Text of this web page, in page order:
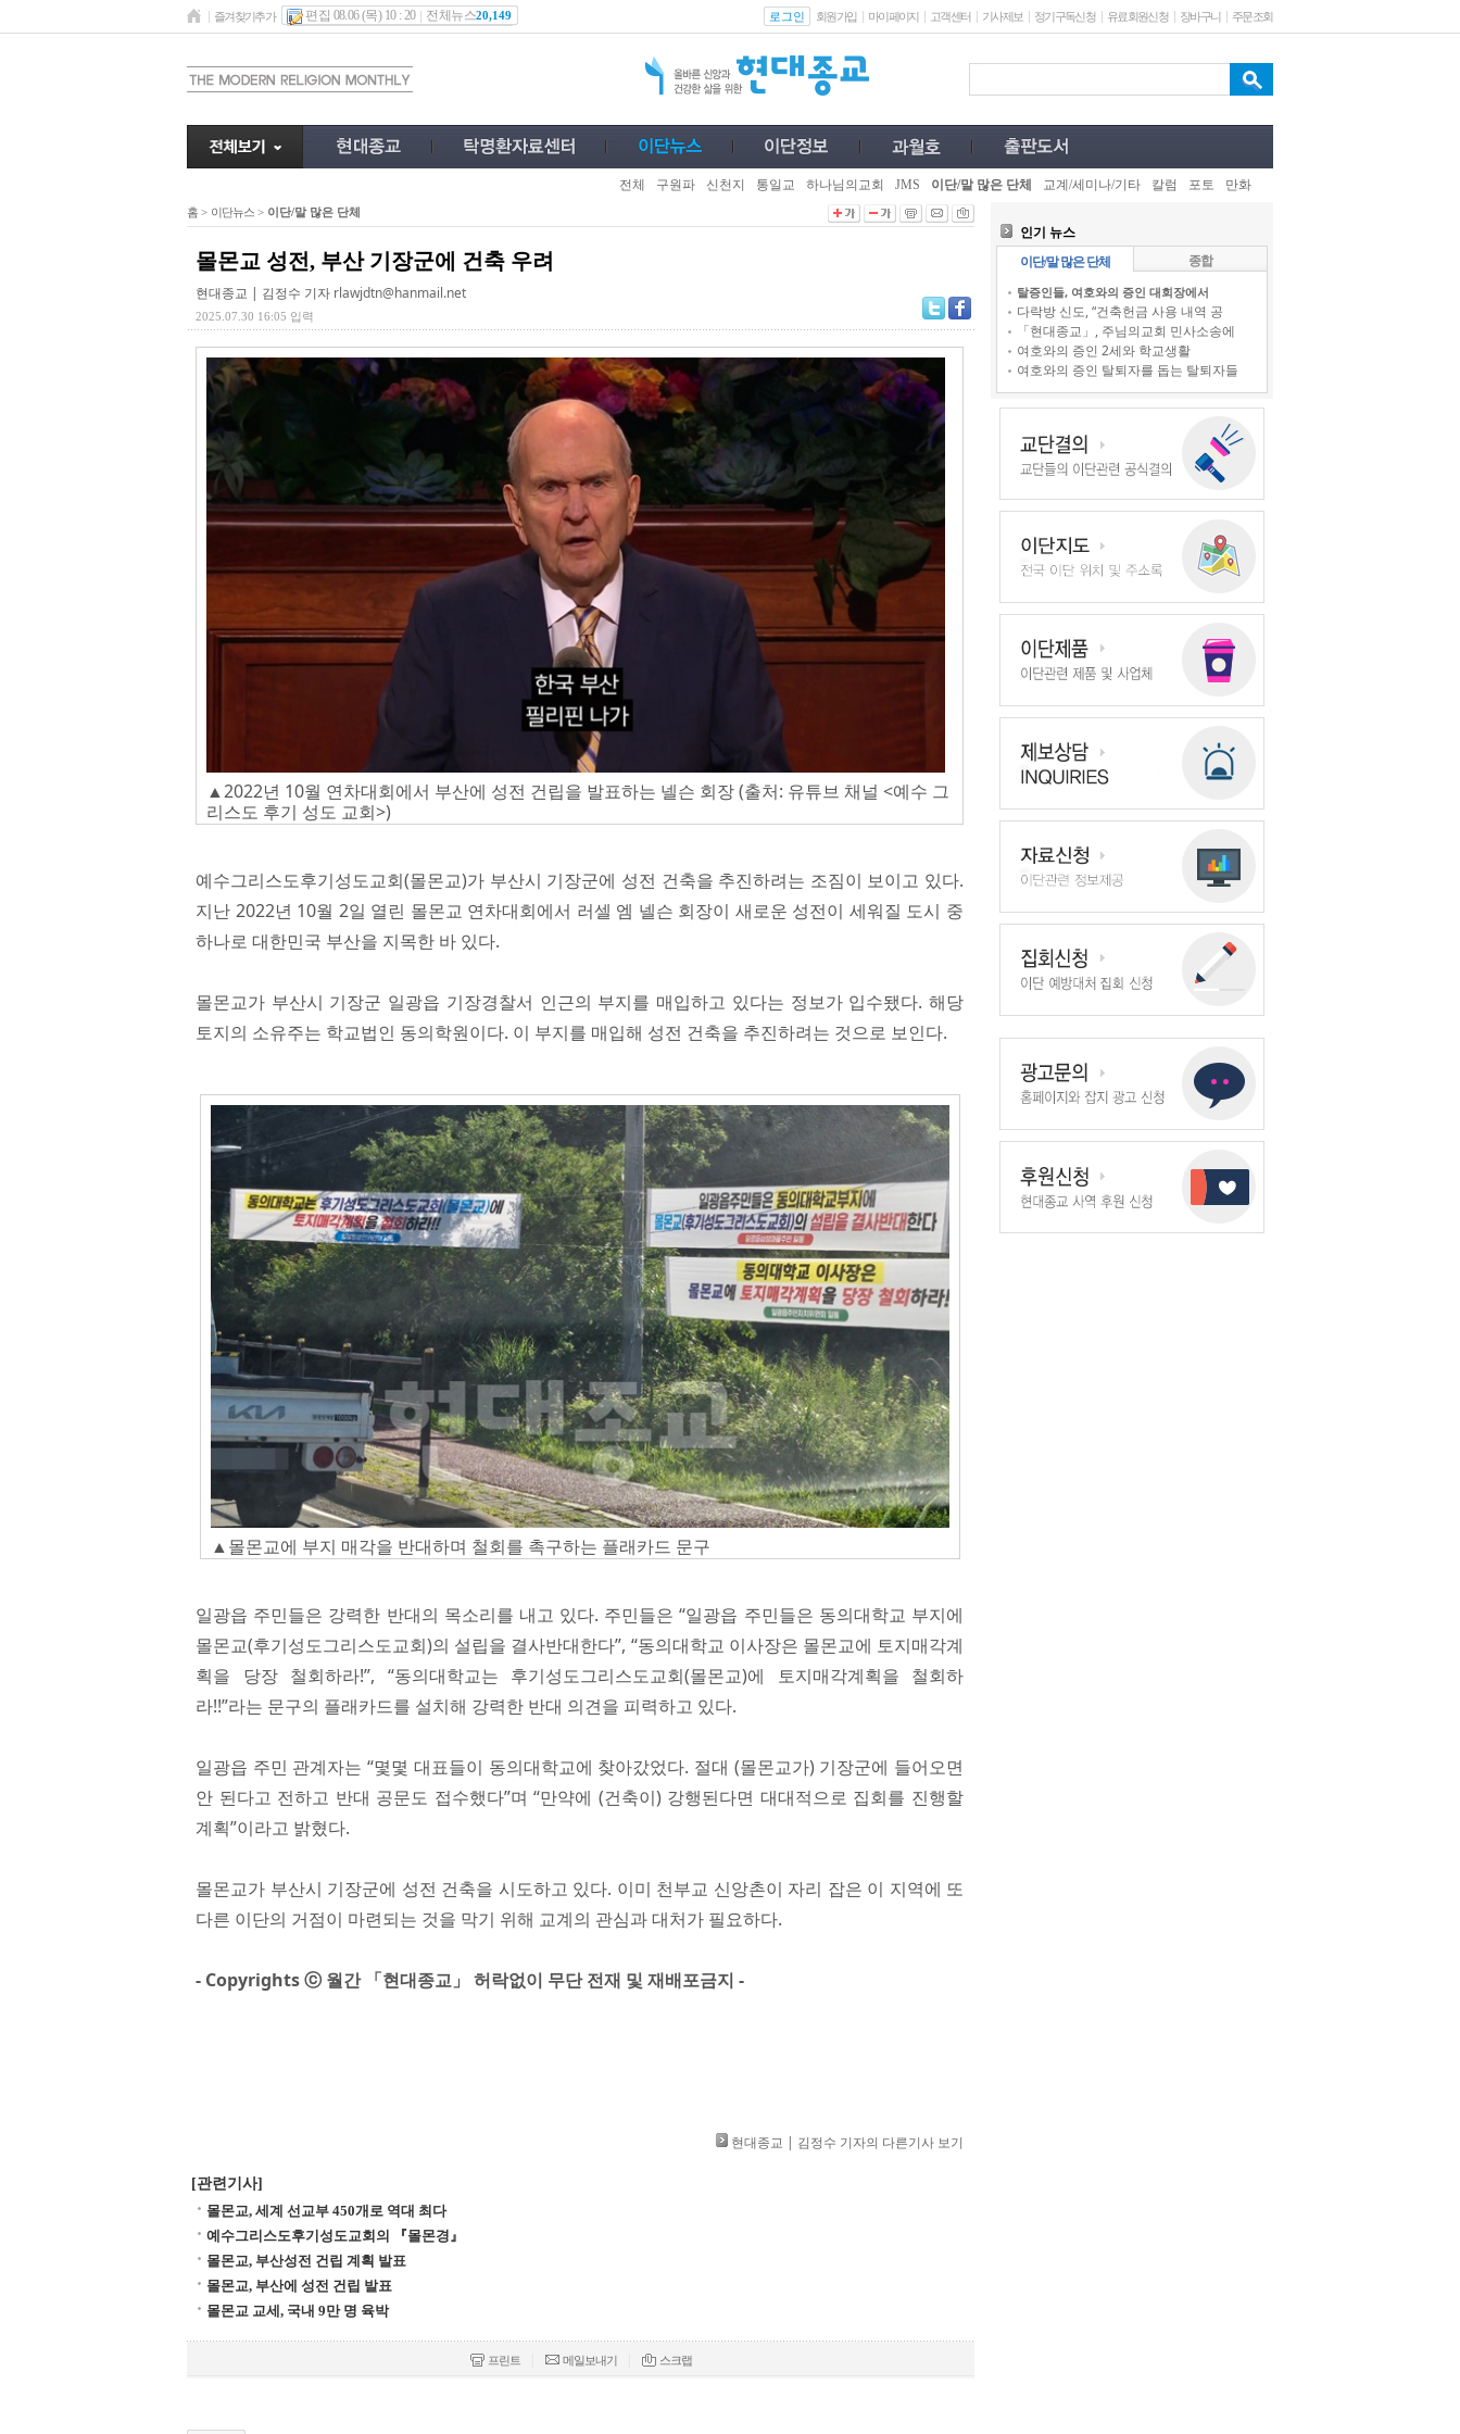
즐겨찾기추가 편집 08.06 (목) 10 : 20 전체뉴스20,149 로그인 회원가입 마이페이지 고객센터 기사제보 정기구독신청 유료회원신청 장바구니 주문조회
전체 구원파 신천지 통일교 하나님의교회 JMS 이단/말 많은 단체 교계/세미나/기타 칼럼 포토 만화
홈 > 이단뉴스 > 이단/말 많은 단체
몰몬교 성전, 부산 기장군에 건축 우려
현대종교 | 김정수 기자 rlawjdtn@hanmail.net
2025.07.30 16:05 입력
▲2022년 10월 연차대회에서 부산에 성전 건립을 발표하는 넬슨 회장 (출처: 유튜브 채널 <예수 그
리스도 후기 성도 교회>)
예수그리스도후기성도교회(몰몬교)가 부산시 기장군에 성전 건축을 추진하려는 조짐이 보이고 있다.
지난 2022년 10월 2일 열린 몰몬교 연차대회에서 러셀 엠 넬슨 회장이 새로운 성전이 세워질 도시 중
하나로 대한민국 부산을 지목한 바 있다.
몰몬교가 부산시 기장군 일광읍 기장경찰서 인근의 부지를 매입하고 있다는 정보가 입수됐다. 해당
토지의 소유주는 학교법인 동의학원이다. 이 부지를 매입해 성전 건축을 추진하려는 것으로 보인다.
▲몰몬교에 부지 매각을 반대하며 철회를 촉구하는 플래카드 문구
일광읍 주민들은 강력한 반대의 목소리를 내고 있다. 주민들은 “일광읍 주민들은 동의대학교 부지에
몰몬교(후기성도그리스도교회)의 설립을 결사반대한다”, “동의대학교 이사장은 몰몬교에 토지매각계
획을 당장 철회하라!”, “동의대학교는 후기성도그리스도교회(몰몬교)에 토지매각계획을 철회하
라!!”라는 문구의 플래카드를 설치해 강력한 반대 의견을 피력하고 있다.
일광읍 주민 관계자는 “몇몇 대표들이 동의대학교에 찾아갔었다. 절대 (몰몬교가) 기장군에 들어오면
안 된다고 전하고 반대 공문도 접수했다”며 “만약에 (건축이) 강행된다면 대대적으로 집회를 진행할
계획”이라고 밝혔다.
몰몬교가 부산시 기장군에 성전 건축을 시도하고 있다. 이미 천부교 신앙촌이 자리 잡은 이 지역에 또
다른 이단의 거점이 마련되는 것을 막기 위해 교계의 관심과 대처가 필요하다.
- Copyrights ⓒ 월간 「현대종교」 허락없이 무단 전재 및 재배포금지 -
현대종교 | 김정수 기자의 다른기사 보기
[관련기사]
몰몬교, 세계 선교부 450개로 역대 최다
예수그리스도후기성도교회의 『몰몬경』
몰몬교, 부산성전 건립 계획 발표
몰몬교, 부산에 성전 건립 발표
몰몬교 교세, 국내 9만 명 육박
프린트 메일보내기 스크랩
인기 뉴스
이단/말 많은 단체
종합
탈증인들, 여호와의 증인 대회장에서
다락방 신도, “건축헌금 사용 내역 공
「현대종교」, 주님의교회 민사소송에
여호와의 증인 2세와 학교생활
여호와의 증인 탈퇴자를 돕는 탈퇴자들